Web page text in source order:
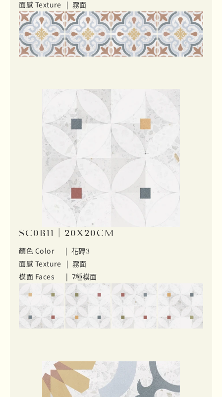
面感 Texture | 霧面
SC0B11｜20X20CM
顏色 Color | 花磚3
面感 Texture | 霧面
模面 Faces | 7種模面